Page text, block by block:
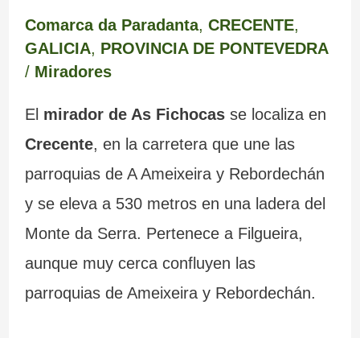
Comarca da Paradanta, CRECENTE,
GALICIA, PROVINCIA DE PONTEVEDRA
/ Miradores
El mirador de As Fichocasse localiza en
Crecente, en la carretera que une las
parroquias de A Ameixeira y Rebordechán
y se eleva a 530 metros en una ladera del
Monte da Serra. Pertenece a Filgueira,
aunque muy cerca confluyen las
parroquias de Ameixeira y Rebordechán.